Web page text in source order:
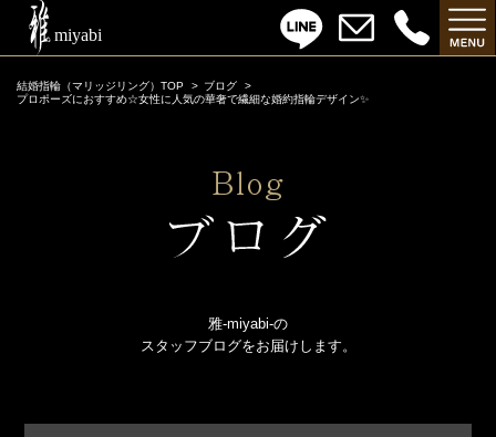
結婚指輪（マリッジリング）TOP
ブログ
プロポーズにおすすめ☆女性に人気の華奢で繊細な婚約指輪デザイン✨
雅-miyabi-の
スタッフブログをお届けします。